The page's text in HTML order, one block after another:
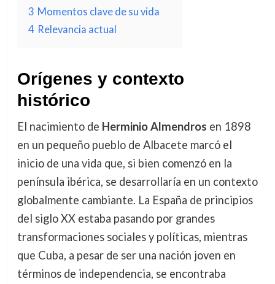
3 Momentos clave de su vida
4 Relevancia actual
Orígenes y contexto
histórico
El nacimiento de Herminio Almendros en 1898
en un pequeño pueblo de Albacete marcó el
inicio de una vida que, si bien comenzó en la
península ibérica, se desarrollaría en un contexto
globalmente cambiante. La España de principios
del siglo XX estaba pasando por grandes
transformaciones sociales y políticas, mientras
que Cuba, a pesar de ser una nación joven en
términos de independencia, se encontraba